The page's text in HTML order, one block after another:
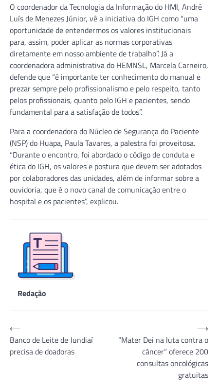
O coordenador da Tecnologia da Informação do HMI, André
Luís de Menezes Júnior, vê a iniciativa do IGH como “uma
oportunidade de entendermos os valores institucionais
para, assim, poder aplicar as normas corporativas
diretamente em nosso ambiente de trabalho”. Já a
coordenadora administrativa do HEMNSL, Marcela Carneiro,
defende que “é importante ter conhecimento do manual e
prezar sempre pelo profissionalismo e pelo respeito, tanto
pelos profissionais, quanto pelo IGH e pacientes, sendo
fundamental para a satisfação de todos”.
Para a coordenadora do Núcleo de Segurança do Paciente
(NSP) do Huapa, Paula Tavares, a palestra foi proveitosa.
“Durante o encontro, foi abordado o código de conduta e
ética do IGH, os valores e postura que devem ser adotados
por colaboradores das unidades, além de informar sobre a
ouvidoria, que é o novo canal de comunicação entre o
hospital e os pacientes”, explicou.
Redação
Navegação
de
Post
⟵
Banco de Leite de Jundiaí
precisa de doadoras
“Mater Dei na luta contra o
câncer” oferece 200
consultas oncológicas
gratuitas
⟶